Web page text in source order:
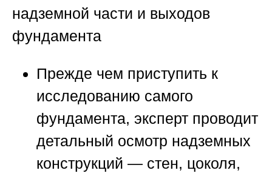
надземной части и выходов
фундамента
Прежде чем приступить к
исследованию самого
фундамента, эксперт проводит
детальный осмотр надземных
конструкций — стен, цоколя,